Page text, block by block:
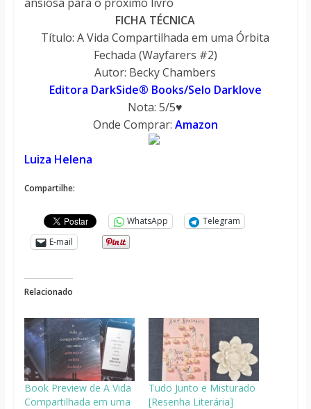
FICHA TÉCNICA
Título: A Vida Compartilhada em uma Órbita
Fechada (Wayfarers #2)
Autor: Becky Chambers
Editora DarkSide® Books/Selo Darklove
Nota: 5/5♥
Onde Comprar: Amazon
Luiza Helena
Compartilhe:
WhatsApp
Telegram
E-mail
Relacionado
Book Preview de A Vida
Compartilhada em uma
Tudo Junto e Misturado
[Resenha Literária]